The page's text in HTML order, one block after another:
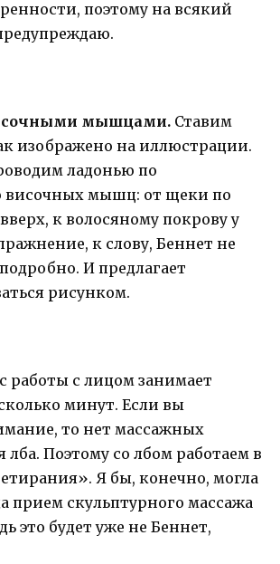
поэтому на всякий
мышцами. Ставим
изображено на иллюстрации.
ладонью по
височных мышц: от щеки по
к волосяному покрову у
к слову, Беннет не
И предлагает
рисунком.
работы с лицом занимает
минут. Если вы
то нет массажных
Поэтому со лбом работаем в
Я бы, конечно, могла
прием скульптурного массажа
это будет уже не Беннет,